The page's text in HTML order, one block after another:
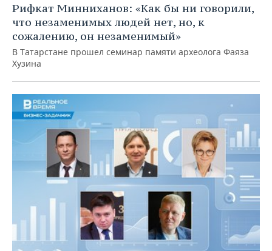
Рифкат Минниханов: «Как бы ни говорили,
что незаменимых людей нет, но, к
сожалению, он незаменимый»
В Татарстане прошел семинар памяти археолога Фаяза
Хузина